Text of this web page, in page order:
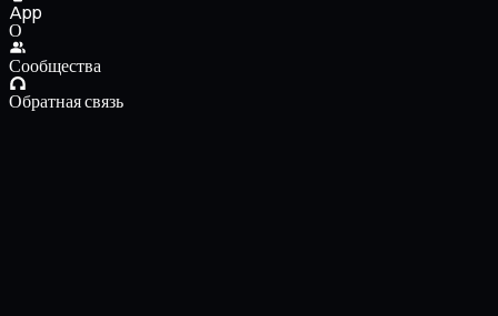
App
О
Сообщества
Обратная связь